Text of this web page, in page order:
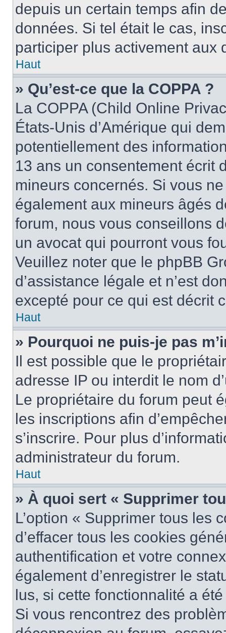
depuis un certain temps afin
données. Si tel était le cas,
participer plus activement aux
Haut
» Qu’est-ce que la COPPA ?
La COPPA (Child Online
États-Unis d’Amérique qui
potentiellement des
13 ans un consentement écrit
mineurs concernés. Si vous
également aux mineurs âgés
forum, nous vous conseillons
un avocat qui pourront vous
Veuillez noter que le phpBB
d’assistance légale et n’est
excepté pour ce qui est décrit
Haut
» Pourquoi ne puis-je pas
Il est possible que le
adresse IP ou interdit le nom
Le propriétaire du forum peut
les inscriptions afin
s’inscrire. Pour plus
administrateur du forum.
Haut
» À quoi sert « Supprimer
L’option « Supprimer tous les
d’effacer tous les cookies
authentification et votre
également d’enregistrer le
lus, si cette fonctionnalité a
Si vous rencontrez des